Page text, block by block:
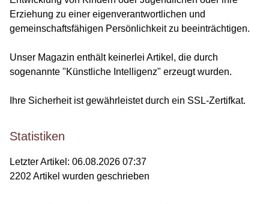
Erziehung zu einer eigenverantwortlichen und
gemeinschaftsfähigen Persönlichkeit zu beeinträchtigen.
Unser Magazin enthält keinerlei Artikel, die durch
sogenannte "Künstliche Intelligenz" erzeugt wurden.
Ihre Sicherheit ist gewährleistet durch ein SSL-Zertifkat.
Statistiken
Letzter Artikel: 06.08.2026 07:37
2202 Artikel wurden geschrieben